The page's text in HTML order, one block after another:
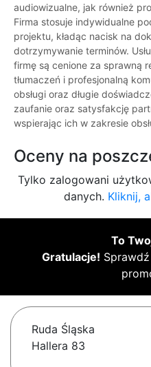
audiowizualne, jak również
Firma stosuje indywidualne
projektu, kładąc nacisk na
dotrzymywanie terminów.
firmę są cenione za sprawną
tłumaczeń i profesjonalną
obsługi oraz długie
zaufanie oraz satysfakcję
wspierając ich w zakresie
Oceny na
Tylko zalogowani
danych. Kliknij,
To
Gratulacje!
Ruda Śląska
Hallera 83